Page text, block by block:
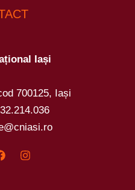
Iași
700125, Iași